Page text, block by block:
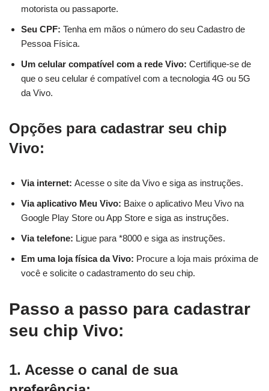
motorista ou passaporte.
Seu CPF: Tenha em mãos o número do seu Cadastro de
Pessoa Física.
Um celular compatível com a rede Vivo: Certifique-se de
que o seu celular é compatível com a tecnologia 4G ou 5G
da Vivo.
Opções para cadastrar seu chip
Vivo:
Via internet: Acesse o site da Vivo e siga as instruções.
Via aplicativo Meu Vivo: Baixe o aplicativo Meu Vivo na
Google Play Store ou App Store e siga as instruções.
Via telefone: Ligue para *8000 e siga as instruções.
Em uma loja física da Vivo: Procure a loja mais próxima de
você e solicite o cadastramento do seu chip.
Passo a passo para cadastrar
seu chip Vivo:
1. Acesse o canal de sua